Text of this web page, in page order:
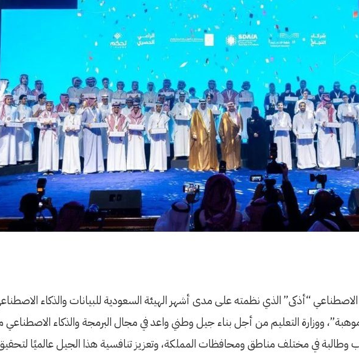
الاصطناعي “أذكى” الذي نظمته على مدى أشهر الهيئة السعودية للبيانات والذكاء
ووزارة التعليم من أجل بناء جيل وطني واعد في مجال البرمجة والذكاء
البالغ عددهم نحو 3 ملايين طالب وطالبة في مختلف مناطق ومحافظات المملكة، وتعزيز تنافسية هذا الجيل